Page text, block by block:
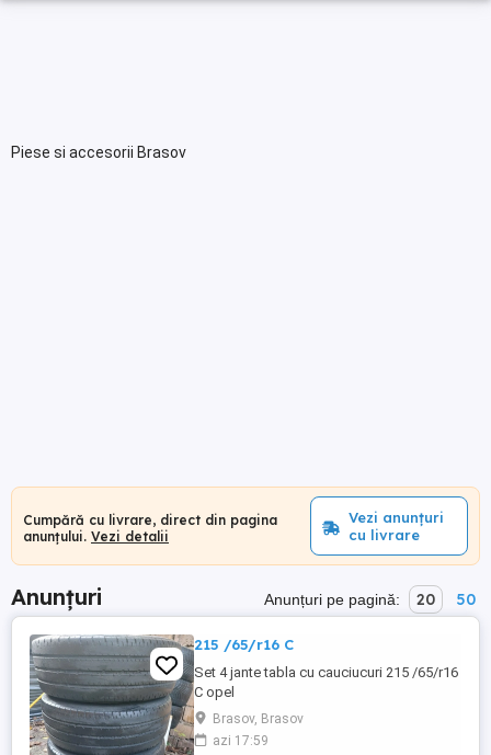
Piese si accesorii Brasov
Cumpără cu livrare, direct din pagina
anunțului. Vezi detalii
Vezi anunțuri
cu livrare
Anunțuri Anunțuri pe pagină: 20 50
215 /65/r16 C
Set 4 jante tabla cu cauciucuri 215 /65/r16
C opel
Brasov, Brasov
azi 17:59